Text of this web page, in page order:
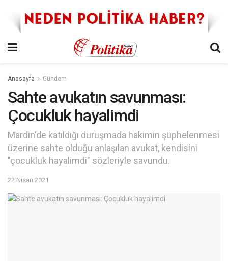
Anasayfa Gündem
Sahte avukatın savunması:
Çocukluk hayalimdi
Mardin'de katıldığı duruşmada hakimin şüphelenmesi
üzerine sahte olduğu anlaşılan avukat, kendisini
"çocukluk hayalimdi" sözleriyle savundu.
22 Nisan 2021